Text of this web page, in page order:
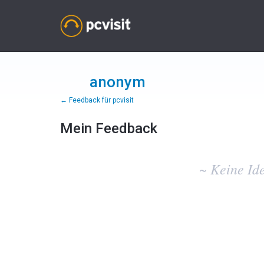
anonym
← Feedback für pcvisit
Mein Feedback
~ Keine